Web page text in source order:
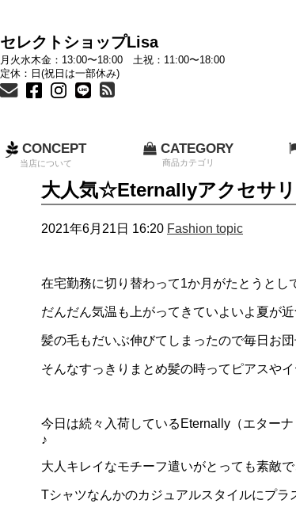
セレクトショップLisa
月火水木金：13:00〜18:00 土祝：11:00〜18:00
定休：日(祝日は一部休み)
CONCEPT
当店について
CATEGORY
商品カテゴリ
大人気☆Eternallyアクセサリ
2021年6月21日 16:20 Fashion topic
在宅勤務に切り替わって1か月がたとうとし
だんだん気温も上がってきていよいよ夏が
髪の毛もだいぶ伸びてしまったので毎日お
そんなすっきりまとめ髪の時ってピアスや
今日は続々入荷しているEternally（エター
♪
大人キレイなモチーフ遣いがとっても素敵で
Tシャツなんかのカジュアルスタイルにプ